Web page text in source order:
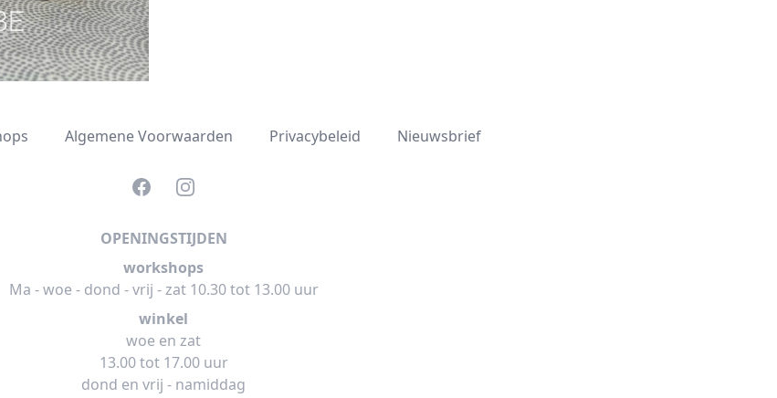
Algemene Voorwaarden Privacybeleid Nieuwsbrief
FacebookInstagram
OPENINGSTIJDEN
workshops
Ma - woe - dond - vrij - zat 10.30 tot 13.00 uur
winkel
woe en zat
13.00 tot 17.00 uur
dond en vrij - namiddag